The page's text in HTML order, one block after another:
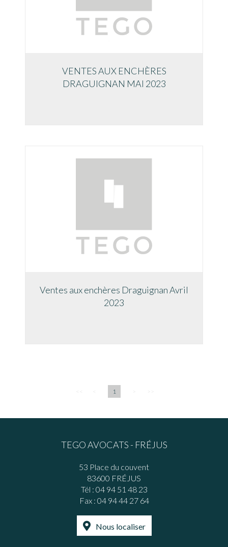
VENTES AUX ENCHÈRES
DRAGUIGNAN MAI 2023
Ventes aux enchères Draguignan Avril
2023
1
TEGO AVOCATS - FRÉJUS
53 Place du couvent
83600 FRÉJUS
Tél : 04 94 51 48 23
Fax : 04 94 44 27 64
Nous localiser